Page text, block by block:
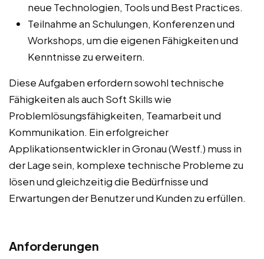
neue Technologien, Tools und Best Practices.
Teilnahme an Schulungen, Konferenzen und
Workshops, um die eigenen Fähigkeiten und
Kenntnisse zu erweitern.
Diese Aufgaben erfordern sowohl technische
Fähigkeiten als auch Soft Skills wie
Problemlösungsfähigkeiten, Teamarbeit und
Kommunikation. Ein erfolgreicher
Applikationsentwickler in Gronau (Westf.) muss in
der Lage sein, komplexe technische Probleme zu
lösen und gleichzeitig die Bedürfnisse und
Erwartungen der Benutzer und Kunden zu erfüllen.
Anforderungen